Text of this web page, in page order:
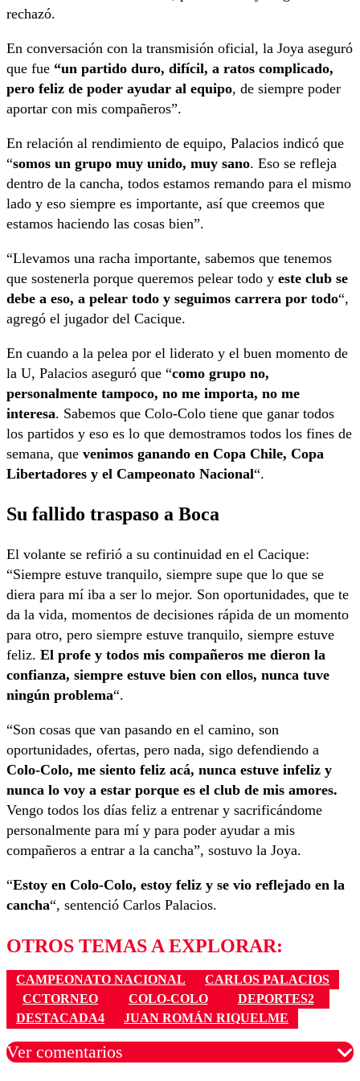
rechazó.
En conversación con la transmisión oficial, la Joya aseguró
que fue “un partido duro, difícil, a ratos complicado,
pero feliz de poder ayudar al equipo, de siempre poder
aportar con mis compañeros”.
En relación al rendimiento de equipo, Palacios indicó que
“somos un grupo muy unido, muy sano. Eso se refleja
dentro de la cancha, todos estamos remando para el mismo
lado y eso siempre es importante, así que creemos que
estamos haciendo las cosas bien”.
“Llevamos una racha importante, sabemos que tenemos
que sostenerla porque queremos pelear todo y este club se
debe a eso, a pelear todo y seguimos carrera por todo“,
agregó el jugador del Cacique.
En cuando a la pelea por el liderato y el buen momento de
la U, Palacios aseguró que “como grupo no,
personalmente tampoco, no me importa, no me
interesa. Sabemos que Colo-Colo tiene que ganar todos
los partidos y eso es lo que demostramos todos los fines de
semana, que venimos ganando en Copa Chile, Copa
Libertadores y el Campeonato Nacional“.
Su fallido traspaso a Boca
El volante se refirió a su continuidad en el Cacique:
“Siempre estuve tranquilo, siempre supe que lo que se
diera para mí iba a ser lo mejor. Son oportunidades, que te
da la vida, momentos de decisiones rápida de un momento
para otro, pero siempre estuve tranquilo, siempre estuve
feliz. El profe y todos mis compañeros me dieron la
confianza, siempre estuve bien con ellos, nunca tuve
ningún problema“.
“Son cosas que van pasando en el camino, son
oportunidades, ofertas, pero nada, sigo defendiendo a
Colo-Colo, me siento feliz acá, nunca estuve infeliz y
nunca lo voy a estar porque es el club de mis amores.
Vengo todos los días feliz a entrenar y sacrificándome
personalmente para mí y para poder ayudar a mis
compañeros a entrar a la cancha”, sostuvo la Joya.
“Estoy en Colo-Colo, estoy feliz y se vio reflejado en la
cancha“, sentenció Carlos Palacios.
OTROS TEMAS A EXPLORAR:
CAMPEONATO NACIONAL
CARLOS PALACIOS
CCTORNEO
COLO-COLO
DEPORTES2
DESTACADA4
JUAN ROMÁN RIQUELME
Ver comentarios